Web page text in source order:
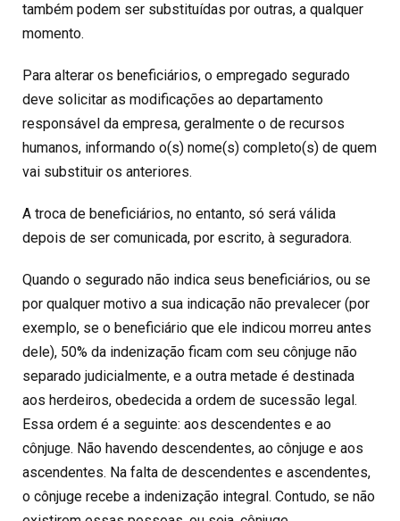
também podem ser substituídas por outras, a qualquer
momento.
Para alterar os beneficiários, o empregado segurado
deve solicitar as modificações ao departamento
responsável da empresa, geralmente o de recursos
humanos, informando o(s) nome(s) completo(s) de quem
vai substituir os anteriores.
A troca de beneficiários, no entanto, só será válida
depois de ser comunicada, por escrito, à seguradora.
Quando o segurado não indica seus beneficiários, ou se
por qualquer motivo a sua indicação não prevalecer (por
exemplo, se o beneficiário que ele indicou morreu antes
dele), 50% da indenização ficam com seu cônjuge não
separado judicialmente, e a outra metade é destinada
aos herdeiros, obedecida a ordem de sucessão legal.
Essa ordem é a seguinte: aos descendentes e ao
cônjuge. Não havendo descendentes, ao cônjuge e aos
ascendentes. Na falta de descendentes e ascendentes,
o cônjuge recebe a indenização integral. Contudo, se não